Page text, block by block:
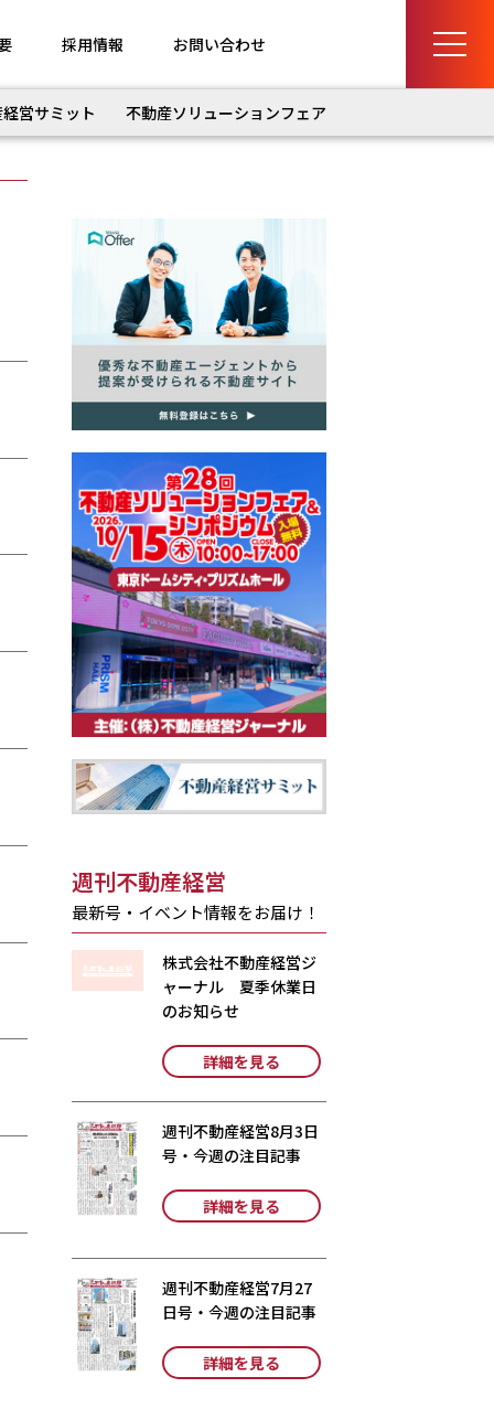
採用情報 お問い合わせ
営サミット 不動産ソリューションフェア
週刊不動産経営
最新号・イベント情報をお届け！
株式会社不動産経営ジ
ャーナル 夏季休業日
のお知らせ
詳細を見る
週刊不動産経営8月3日
号・今週の注目記事
詳細を見る
週刊不動産経営7月27
日号・今週の注目記事
詳細を見る